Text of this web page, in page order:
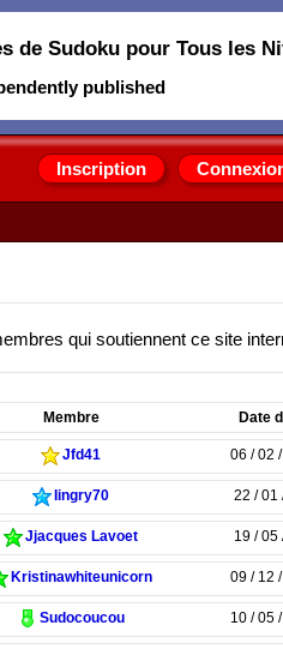
Inscription
qui soutiennent ce site
Membre Date
Jfd41 06 / 02
Iingry70 22 / 01
Jjacques Lavoet 19 / 05
Kristinawhiteunicorn 09 / 12
Sudocoucou 10 / 05
de Sudoku pour Tous les
published